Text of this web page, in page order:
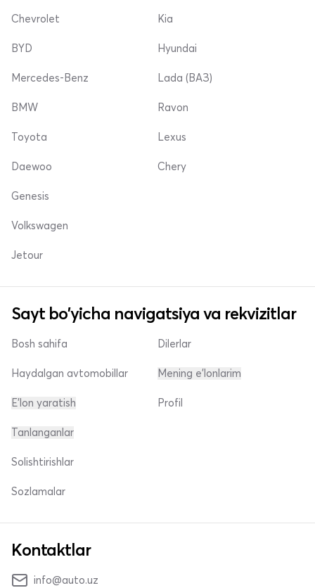
Chevrolet
BYD
Mercedes-Benz
Kia
Hyundai
Lada (ВАЗ)
BMW
Toyota
Daewoo
Ravon
Lexus
Chery
Genesis
Volkswagen
Jetour
Sayt bo'yicha navigatsiya va rekvizitlar
Bosh sahifa
Haydalgan avtomobillar
E'lon yaratish
Dilerlar
Mening e'lonlarim
Profil
Tanlanganlar
Solishtirishlar
Sozlamalar
Kontaktlar
info@auto.uz